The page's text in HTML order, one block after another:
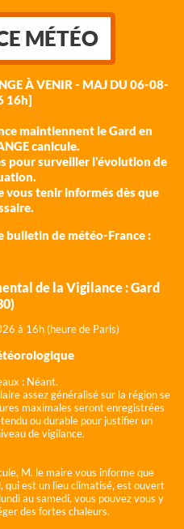
MÉTÉO
À VENIR - MAJ DU 06-08-
16h]
maintiennent le Gard en
canicule.
pour surveiller l'évolution de
vous tenir informés dès que
bulletin de météo-France :
de la Vigilance : Gard
6 à 16h (heure de Paris)
: Néant.
assez généralisé sur la région se
maximales seront enregistrées
ou durable pour justifier un
de vigilance.
M. le maire vous informe que
qui est un lieu climatisé, est ouvert
au samedi, vous pouvez vous y
des fortes chaleurs.